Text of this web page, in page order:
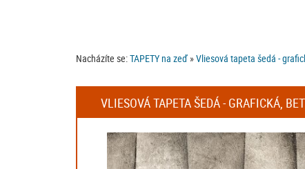
Nacházíte se:TAPETY na zeď »Vliesová tapeta šedá -
VLIESOVÁ TAPETA ŠEDÁ - GRAFICKÁ,